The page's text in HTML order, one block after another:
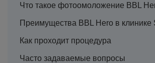
Что такое фотоомоложение BBL
Преимущества BBL Hero в клинике
Как проходит процедура
Часто задаваемые вопросы